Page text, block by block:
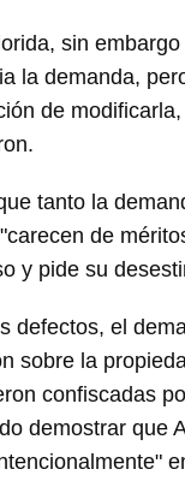
sin
la demanda,
de
tanto la
de
y pide su
defectos, el
sobre la
confiscadas
demostrar que